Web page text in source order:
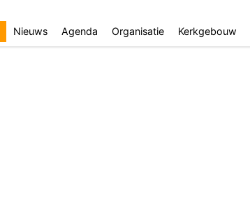
Nieuws Agenda Organisatie Kerkgebouw